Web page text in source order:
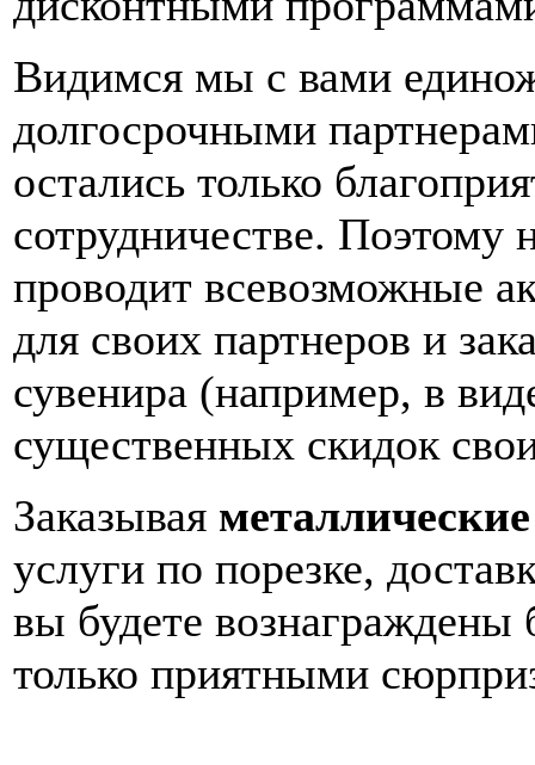
Видимся мы с вами
долгосрочными
остались только
сотрудничестве. Поэтому
проводит всевозможные
для своих партнеров и
сувенира (например, в
существенных скидок
Заказывая
услуги по порезке,
вы будете
только приятными